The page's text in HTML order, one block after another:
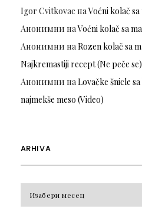
Igor Cvitkovac наVoćni kolač
Анонимни наVoćni kolač sa
Анонимни наRozen kolač sa
Najkremastiji recept (Ne peče se)
Анонимни наLovačke šnicle
najmekše meso (Video)
ARHIVA